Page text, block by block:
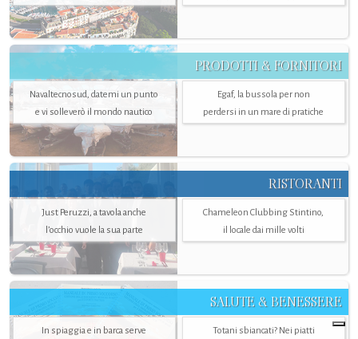
PRODOTTI & FORNITORI
Navaltecnosud, datemi un punto
e vi solleverò il mondo nautico
Egaf, la bussola per non
perdersi in un mare di pratiche
RISTORANTI
Just Peruzzi, a tavola anche
l’occhio vuole la sua parte
Chameleon Clubbing Stintino,
il locale dai mille volti
SALUTE & BENESSERE
In spiaggia e in barca serve Totani sbiancati? Nei piatti